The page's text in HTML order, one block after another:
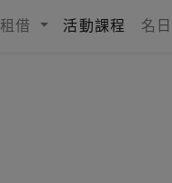
借 活動課程 名